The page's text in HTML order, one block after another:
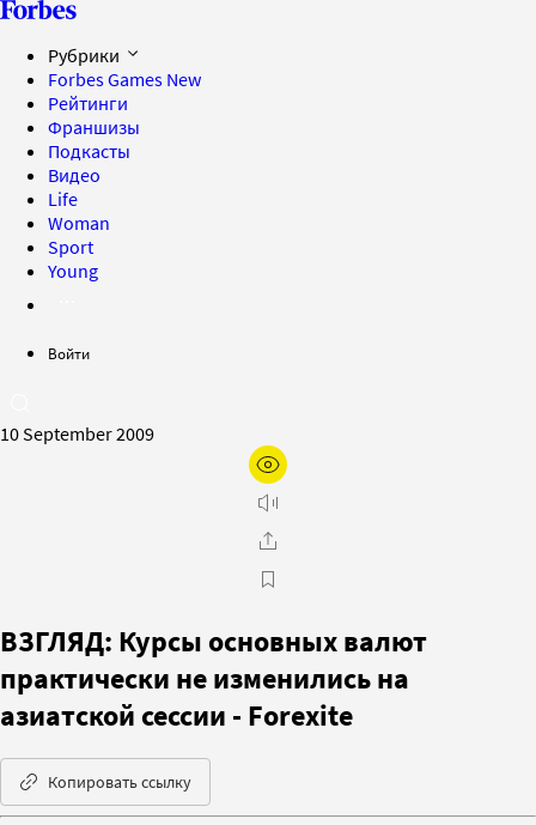
Рубрики
Forbes Games New
Рейтинги
Франшизы
Подкасты
Видео
Life
Woman
Sport
Young
Войти
10 September 2009
ВЗГЛЯД: Курсы основных валют
практически не изменились на
азиатской сессии - Forexite
Копировать ссылку